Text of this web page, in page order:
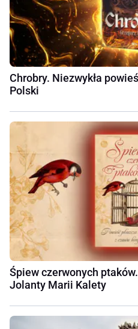
Chrobry. Niezwykła
Polski
Śpiew czerwonych
Jolanty Marii Kalety